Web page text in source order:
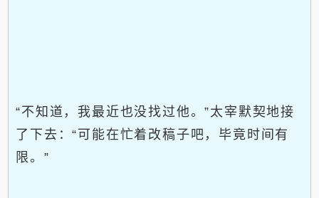
“不知道，我最近也没找过他。”太宰默契地接
了下去：“可能在忙着改稿子吧，毕竟时间有
限。”